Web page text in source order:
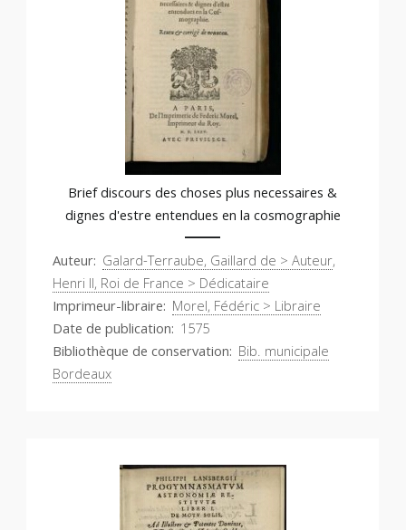
Brief discours des choses plus necessaires &
dignes d'estre entendues en la cosmographie
Auteur Galard-Terraube, Gaillard de > Auteur,
Henri II, Roi de France > Dédicataire
Imprimeur-libraire Morel, Fédéric > Libraire
Date de publication 1575
Bibliothèque de conservation Bib. municipale
Bordeaux